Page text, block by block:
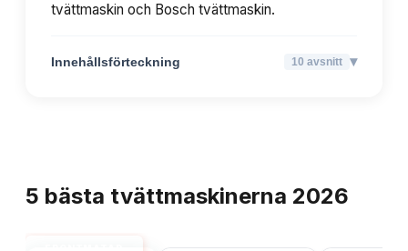
tvättmaskin och Bosch tvättmaskin.
Innehållsförteckning 10 avsnitt ▾
5 bästa tvättmaskinerna 2026